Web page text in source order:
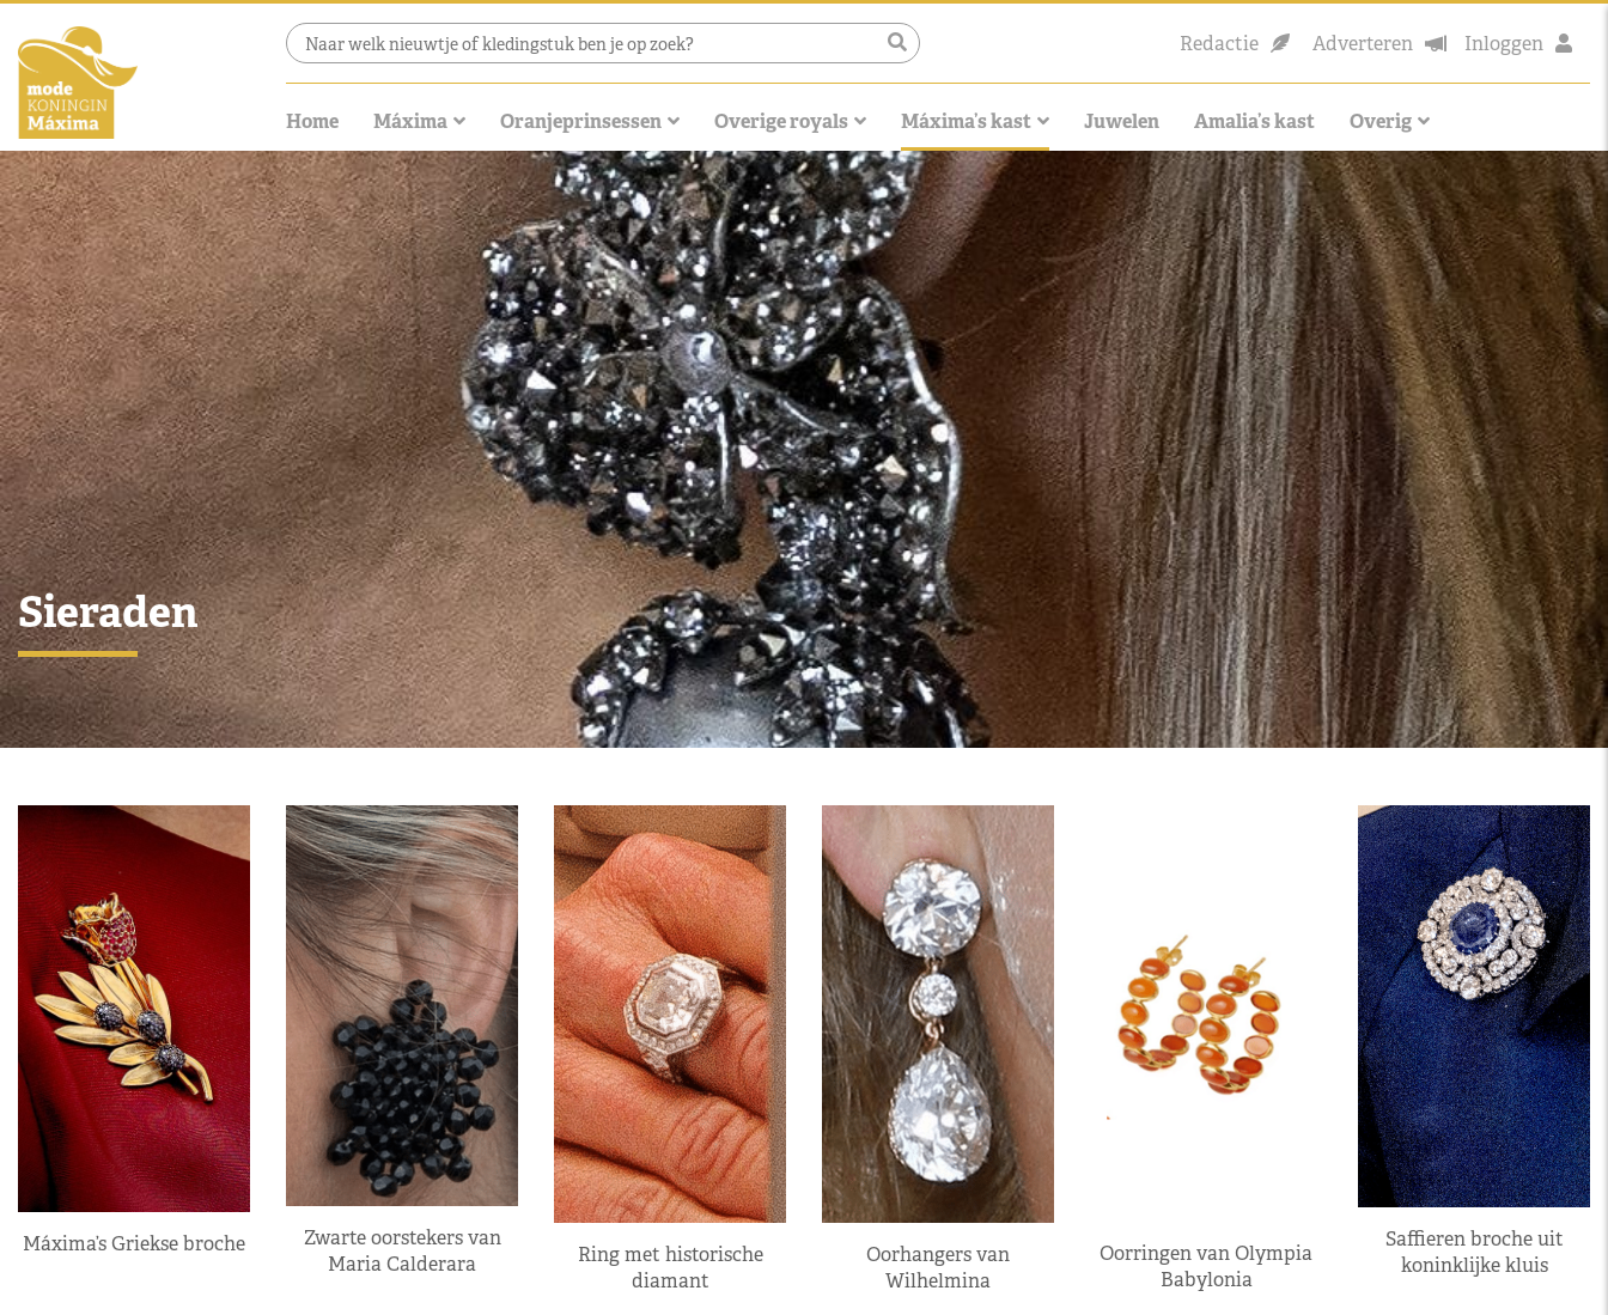
Redactie Adverteren Inloggen
Home Máxima Oranjeprinsessen Overige royals Máxima’s kast Juwelen Amalia’s kast Overig
Sieraden
Máxima’s Griekse broche
Zwarte oorstekers van
Maria Calderara
Ring met historische
diamant
Oorhangers van
Wilhelmina
Oorringen van Olympia
Babylonia
Saffieren broche uit
koninklijke kluis